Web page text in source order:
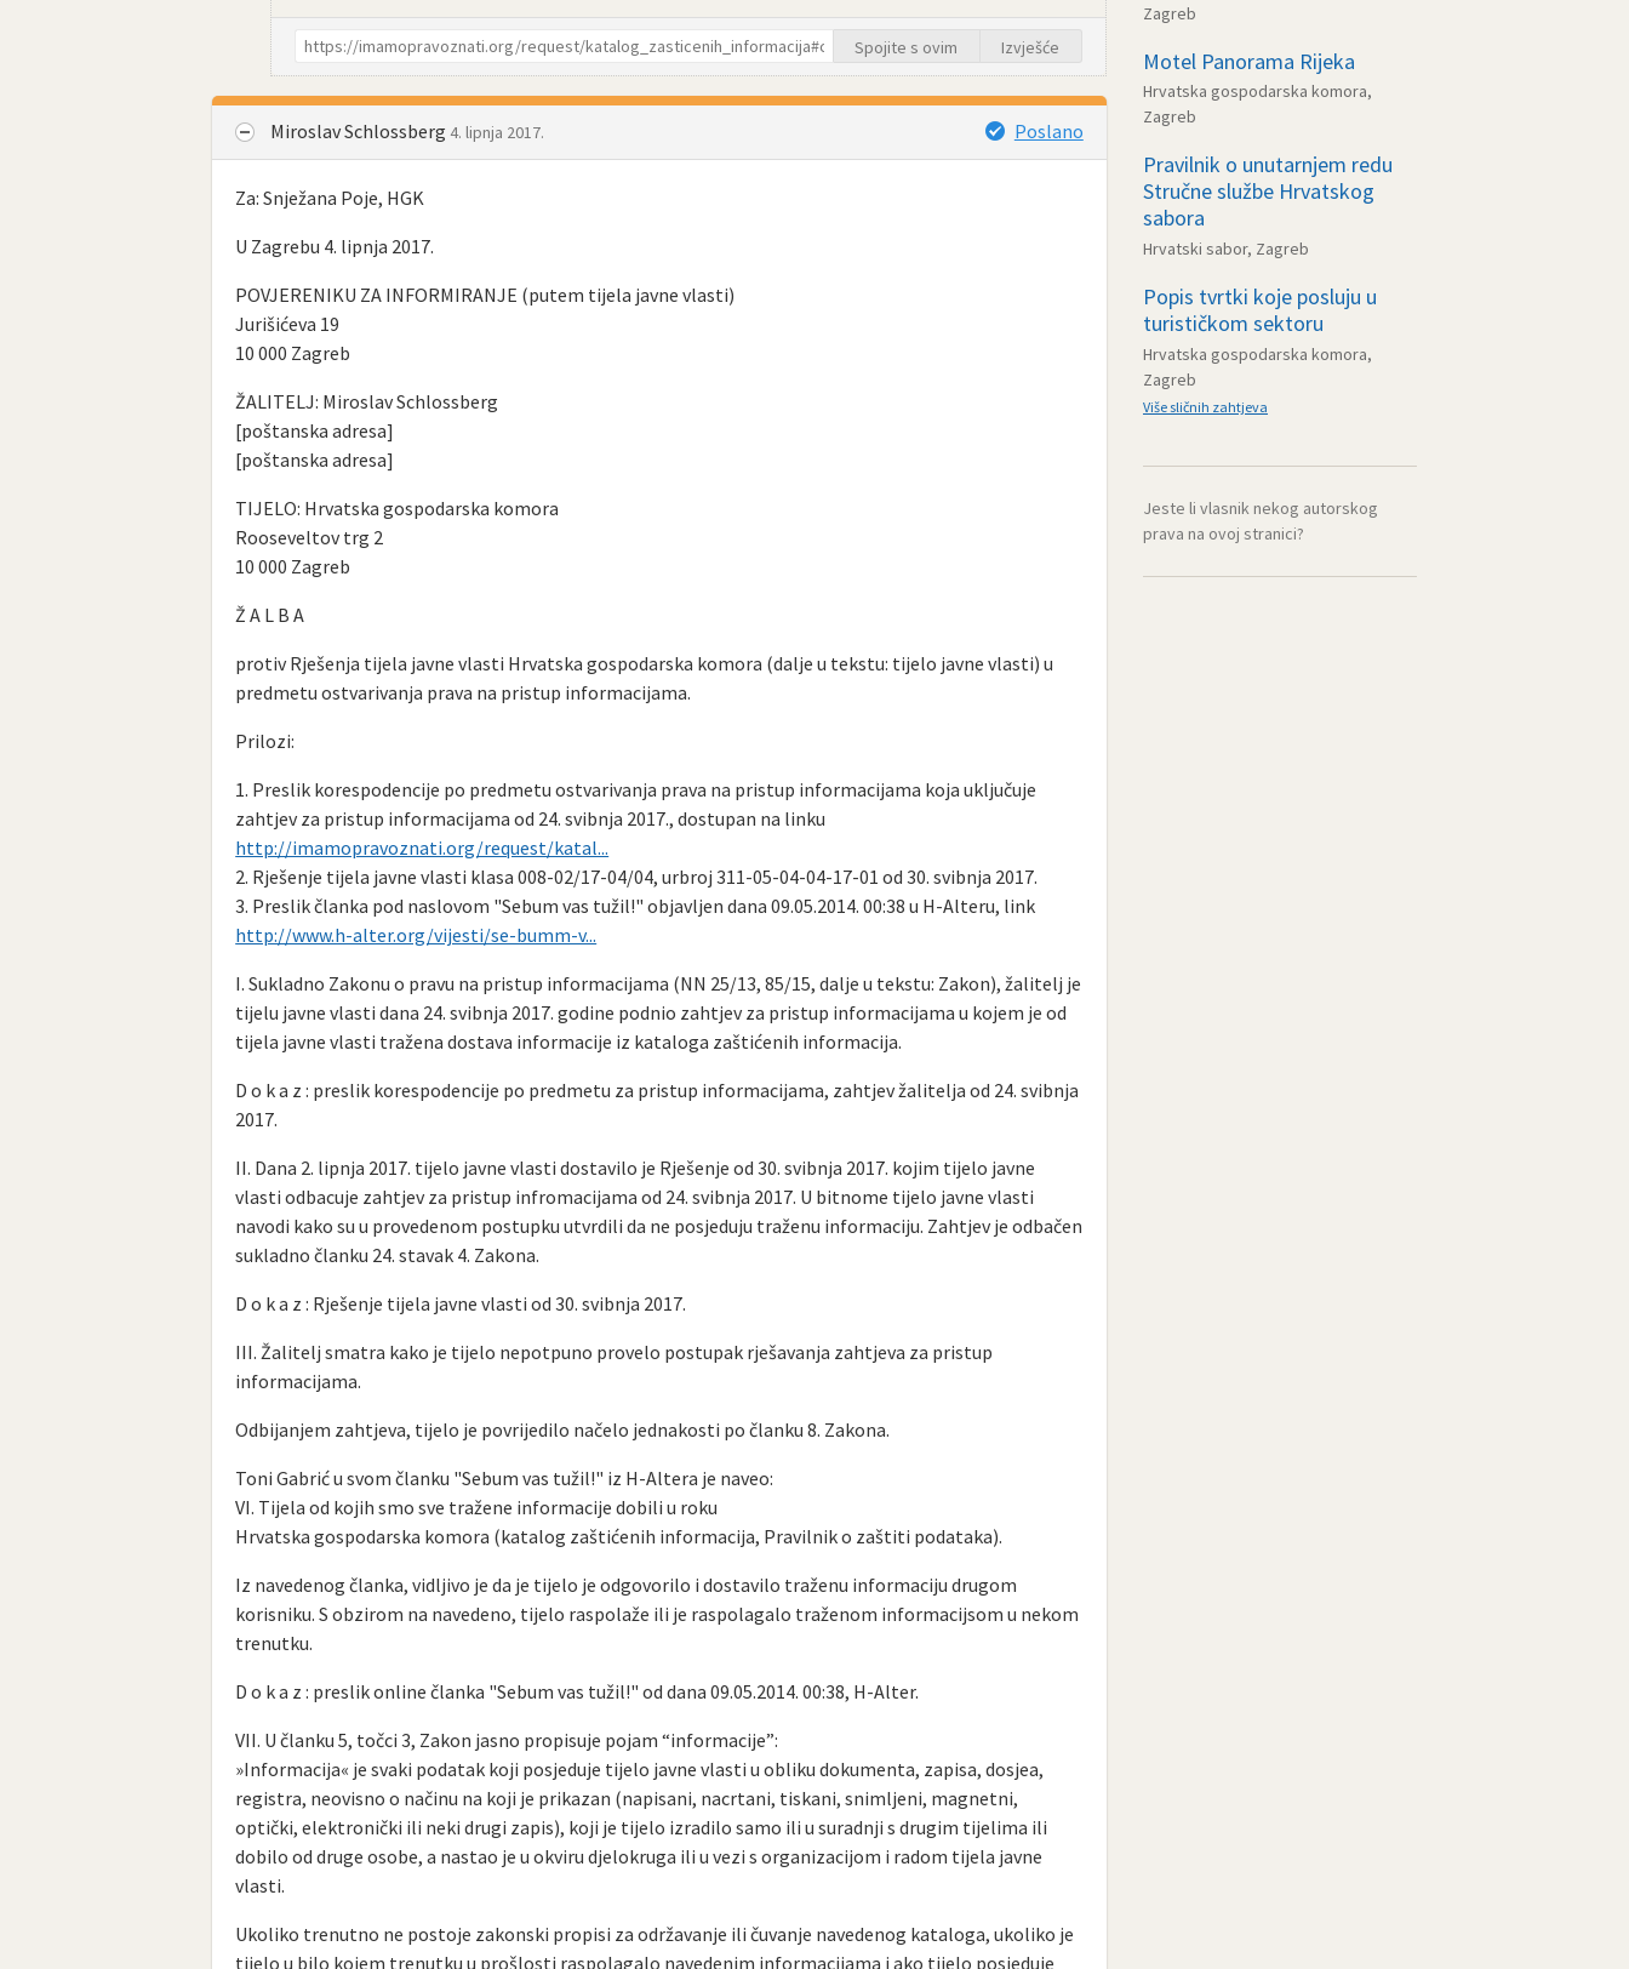
Spojite s ovim Izvješće
Miroslav Schlossberg 4. lipnja 2017. Poslano
Za: Snježana Poje, HGK
U Zagrebu 4. lipnja 2017.
POVJERENIKU ZA INFORMIRANJE (putem tijela javne vlasti)
Jurišićeva 19
10 000 Zagreb
ŽALITELJ: Miroslav Schlossberg
[poštanska adresa]
[poštanska adresa]
TIJELO: Hrvatska gospodarska komora
Rooseveltov trg 2
10 000 Zagreb
Ž A L B A
protiv Rješenja tijela javne vlasti Hrvatska gospodarska komora (dalje u tekstu: tijelo javne vlasti) u
predmetu ostvarivanja prava na pristup informacijama.
Prilozi:
1. Preslik korespodencije po predmetu ostvarivanja prava na pristup informacijama koja uključuje
zahtjev za pristup informacijama od 24. svibnja 2017., dostupan na linku
http://imamopravoznati.org/request/katal...
2. Rješenje tijela javne vlasti klasa 008-02/17-04/04, urbroj 311-05-04-04-17-01 od 30. svibnja 2017.
3. Preslik članka pod naslovom "Sebum vas tužil!" objavljen dana 09.05.2014. 00:38 u H-Alteru, link
http://www.h-alter.org/vijesti/se-bumm-v...
I. Sukladno Zakonu o pravu na pristup informacijama (NN 25/13, 85/15, dalje u tekstu: Zakon), žalitelj je
tijelu javne vlasti dana 24. svibnja 2017. godine podnio zahtjev za pristup informacijama u kojem je od
tijela javne vlasti tražena dostava informacije iz kataloga zaštićenih informacija.
D o k a z : preslik korespodencije po predmetu za pristup informacijama, zahtjev žalitelja od 24. svibnja
2017.
II. Dana 2. lipnja 2017. tijelo javne vlasti dostavilo je Rješenje od 30. svibnja 2017. kojim tijelo javne
vlasti odbacuje zahtjev za pristup infromacijama od 24. svibnja 2017. U bitnome tijelo javne vlasti
navodi kako su u provedenom postupku utvrdili da ne posjeduju traženu informaciju. Zahtjev je odbačen
sukladno članku 24. stavak 4. Zakona.
D o k a z : Rješenje tijela javne vlasti od 30. svibnja 2017.
III. Žalitelj smatra kako je tijelo nepotpuno provelo postupak rješavanja zahtjeva za pristup
informacijama.
Odbijanjem zahtjeva, tijelo je povrijedilo načelo jednakosti po članku 8. Zakona.
Toni Gabrić u svom članku "Sebum vas tužil!" iz H-Altera je naveo:
VI. Tijela od kojih smo sve tražene informacije dobili u roku
Hrvatska gospodarska komora (katalog zaštićenih informacija, Pravilnik o zaštiti podataka).
Iz navedenog članka, vidljivo je da je tijelo je odgovorilo i dostavilo traženu informaciju drugom
korisniku. S obzirom na navedeno, tijelo raspolaže ili je raspolagalo traženom informacijsom u nekom
trenutku.
D o k a z : preslik online članka "Sebum vas tužil!" od dana 09.05.2014. 00:38, H-Alter.
VII. U članku 5, točci 3, Zakon jasno propisuje pojam “informacije”:
»Informacija« je svaki podatak koji posjeduje tijelo javne vlasti u obliku dokumenta, zapisa, dosjea,
registra, neovisno o načinu na koji je prikazan (napisani, nacrtani, tiskani, snimljeni, magnetni,
optički, elektronički ili neki drugi zapis), koji je tijelo izradilo samo ili u suradnji s drugim tijelima ili
dobilo od druge osobe, a nastao je u okviru djelokruga ili u vezi s organizacijom i radom tijela javne
vlasti.
Ukoliko trenutno ne postoje zakonski propisi za održavanje ili čuvanje navedenog kataloga, ukoliko je
tijelo u bilo kojem trenutku u prošlosti raspolagalo navedenim informacijama i ako tijelo posjeduje
Zagreb
Motel Panorama Rijeka
Hrvatska gospodarska komora,
Zagreb
Pravilnik o unutarnjem redu
Stručne službe Hrvatskog
sabora
Hrvatski sabor, Zagreb
Popis tvrtki koje posluju u
turističkom sektoru
Hrvatska gospodarska komora,
Zagreb
Više sličnih zahtjeva
Jeste li vlasnik nekog autorskog
prava na ovoj stranici?